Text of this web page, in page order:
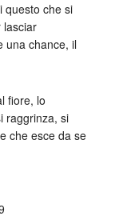
questo che si
lasciar
una chance, il
fiore, lo
raggrinza, si
che esce da se